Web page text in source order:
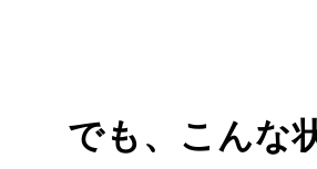
でも、 こんな